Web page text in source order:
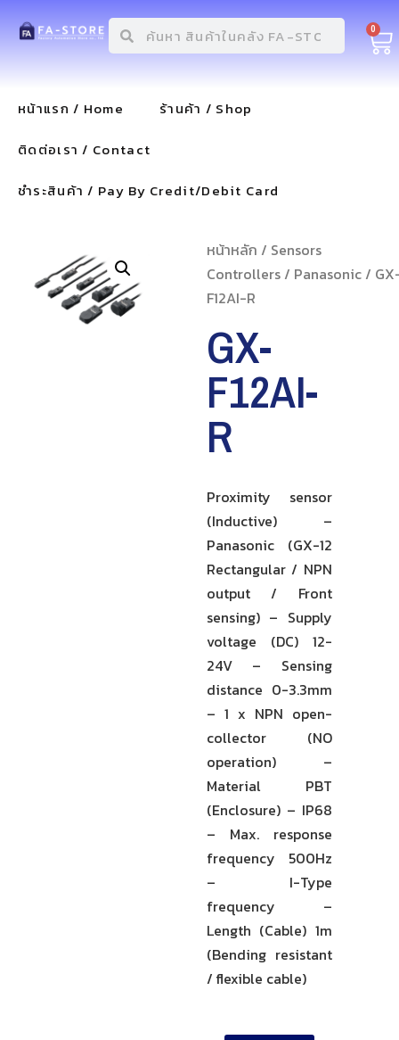
0
หน้าแรก / Home
ร้านค้า / Shop
ติดต่อเรา / Contact
ชำระสินค้า / Pay By Credit/Debit Card
หน้าหลัก / Sensors
Controllers/ Panasonic/
F12AI-R
GX-
F12AI-
R
Proximity sensor
(Inductive) –
Panasonic (GX-12
Rectangular / NPN
output / Front
sensing) – Supply
voltage (DC) 12-
24V – Sensing
distance 0-3.3mm
– 1 x NPN open-
collector (NO
operation) –
Material PBT
(Enclosure) – IP68
– Max. response
frequency 500Hz
– I-Type
frequency –
Length (Cable) 1m
(Bending resistant
/ flexible cable)